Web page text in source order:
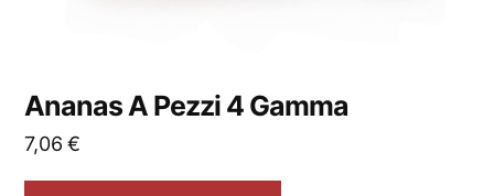
Ananas A Pezzi 4 Gamma
7,06€